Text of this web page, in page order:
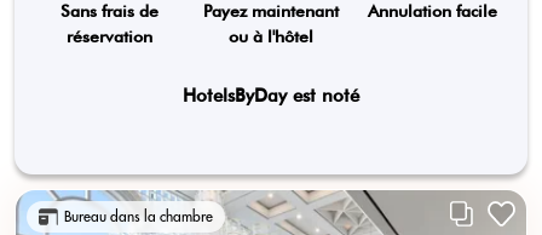
Sans frais de
réservation
Payez maintenant
ou à l'hôtel
Annulation facile
HotelsByDay est noté
Bureau dans la chambre